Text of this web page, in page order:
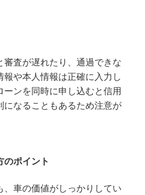
査が遅れたり、通過できな
や本人情報は正確に入力し
ーンを同時に申し込むと信用
なることもあるため注意が
のポイント
車の価値がしっかりしてい